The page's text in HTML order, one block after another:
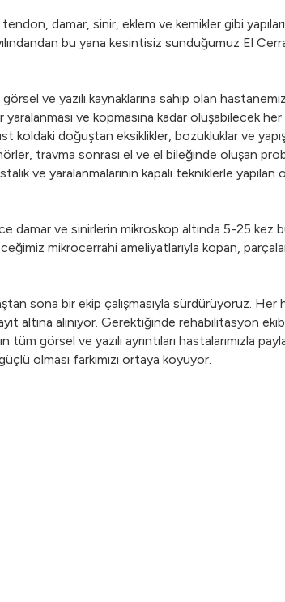
damar, sinir, eklem ve kemikler gibi
bu yana kesintisiz sunduğumuz El
ve yazılı kaynaklarına sahip olan
ve kopmasına kadar oluşabilecek her
koldaki doğuştan eksiklikler, bozukluklar ve
travma sonrası el ve el bileğinde oluşan
ve yaralanmalarının kapalı tekniklerle yapılan
damar ve sinirlerin mikroskop altında 5-25
mikrocerrahi ameliyatlarıyla kopan,
sona bir ekip çalışmasıyla sürdürüyoruz.
altına alınıyor. Gerektiğinde rehabilitasyon
ve yazılı ayrıntıları hastalarımızla
olması farkımızı ortaya koyuyor.